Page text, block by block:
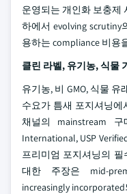
운영되는 개인화 보충제
하에서 evolving
용하는 compliance 비용
클린 라벨, 유기농, 식물
유기농, 비 GMO, 식물
수요가 틈새 포지셔닝
채널의 mainstream
International, USP
프리미엄 포지셔닝의
대한 주장은 mid-
increasingly